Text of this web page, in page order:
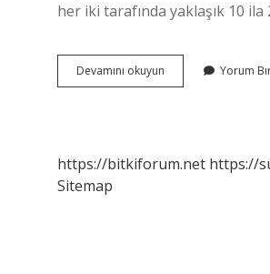
her iki tarafında yaklaşık 10 ila
Devamını okuyun
Iklimi
Yorum
https://bitkiforum.net https://
Sitemap